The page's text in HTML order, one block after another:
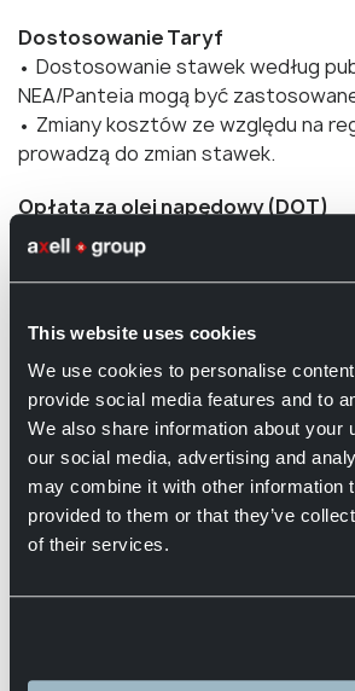
This website uses cookies
We use cookies to personalise
provide social media features and to
We also share information about your
our social media, advertising and
may combine it with other information
provided to them or that they’ve
of their services.
Dostosowanie Taryf
• Dostosowanie stawek według
NEA/Panteia mogą być
• Zmiany kosztów ze względu na
prowadzą do zmian stawek.
Opłata za olej napędowy (DOT)
Dostosowania ceny transportu z
cen oleju napędowego odbywają
3 eurocenty wzrostu średniej ceny
wysokości 1% ceny transportu.
na początku każdego miesiąca
średniej ceny oleju napędowego z
miesiąca z ceną oleju w naszej
Fakturowanie i płatność
• Transport, obsługa i